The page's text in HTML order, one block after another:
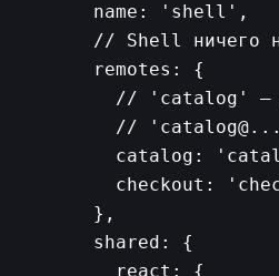
      name: 'shell',
// Shell ничего
      remotes: {
// 'catalog'
//
catalog:
checkout:
      },
      shared: {
        react: {